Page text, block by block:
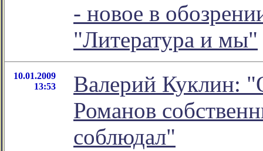
- новое в
"Литература и мы"
10.01.2009
13:53
Валерий Куклин:
Романов
соблюдал"